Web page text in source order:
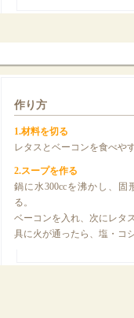
作り方
1.材料を切る
レタスとベーコンを食べや
2.スープを作る
鍋に水300ccを沸かし、
る。
ベーコンを入れ、次にレタ
具に火が通ったら、塩・コ